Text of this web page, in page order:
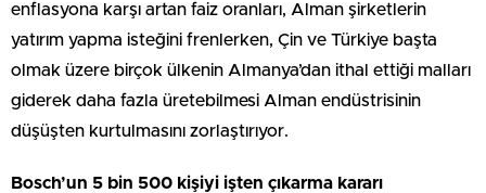
enflasyona karşı artan faiz oranları, Alman şirketlerin
yatırım yapma isteğini frenlerken, Çin ve Türkiye başta
olmak üzere birçok ülkenin Almanya’dan ithal ettiği malları
giderek daha fazla üretebilmesi Alman endüstrisinin
düşüşten kurtulmasını zorlaştırıyor.
Bosch’un 5 bin 500 kişiyi işten çıkarma kararı